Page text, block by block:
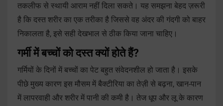
तकलीफ से स्थायी आराम नहीं दिला सकते। यह समझना बेहद ज़रूरी
है कि दस्त शरीर का एक तरीका है जिससे वह अंदर की गंदगी को बाहर
निकालता है, इसे सही देखभाल से ठीक किया जाना चाहिए।
गर्मी में बच्चों को दस्त क्यों होते हैं?
गर्मियों के दिनों में बच्चों का पेट बहुत संवेदनशील हो जाता है। इसके
पीछे मुख्य कारण इस मौसम में बैक्टीरिया का तेज़ी से बढ़ना, खान-पान
में लापरवाही और शरीर में पानी की कमी है। तेज धूप और लू के कारण